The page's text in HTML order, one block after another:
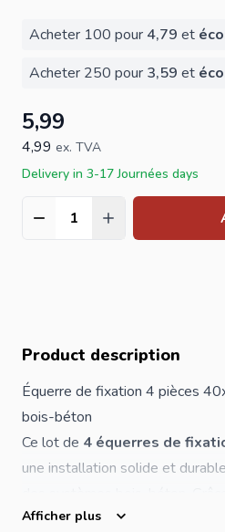
Acheter 100 pour 4,79 et
Acheter 250 pour 3,59 et
5,99
4,99 ex. TVA
Delivery in 3-17 Journées days
Quantité
Product description
Équerre de fixation 4 pièces
bois-béton
Ce lot de 4 équerres de
une installation solide et
compactes de 40 x 35 x 30 mm
Afficher plus